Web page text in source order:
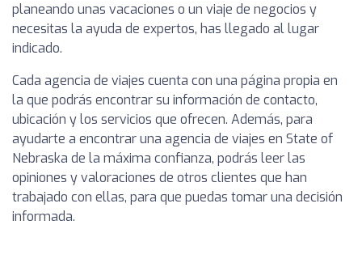
planeando unas vacaciones o un viaje de negocios y
necesitas la ayuda de expertos, has llegado al lugar
indicado.
Cada agencia de viajes cuenta con una página propia en
la que podrás encontrar su información de contacto,
ubicación y los servicios que ofrecen. Además, para
ayudarte a encontrar una agencia de viajes en State of
Nebraska de la máxima confianza, podrás leer las
opiniones y valoraciones de otros clientes que han
trabajado con ellas, para que puedas tomar una decisión
informada.